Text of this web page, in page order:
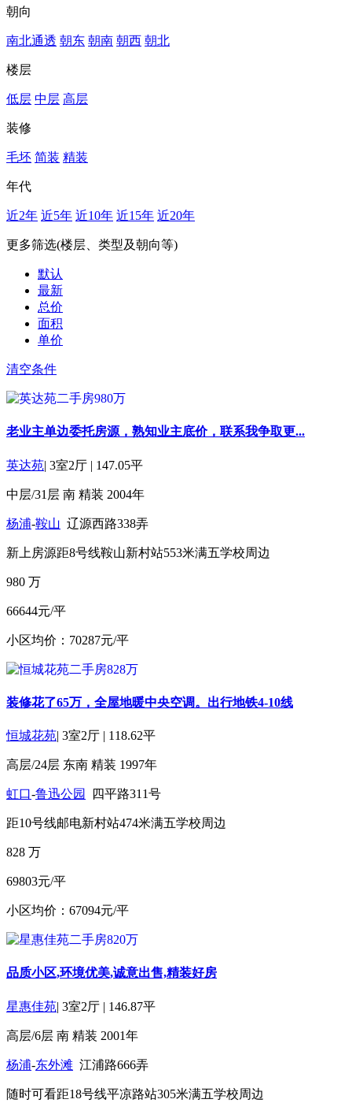
朝向
南北通透 朝东 朝南 朝西 朝北
楼层
低层 中层 高层
装修
毛坯 简装 精装
年代
近2年 近5年 近10年 近15年 近20年
更多筛选(楼层、类型及朝向等)
默认
最新
总价
面积
单价
清空条件
老业主单边委托房源，熟知业主底价，联系我争取更...
英达苑| 3室2厅 | 147.05平
中层/31层 南 精装 2004年
杨浦-鞍山 辽源西路338弄
新上房源距8号线鞍山新村站553米满五学校周边
980 万
66644元/平
小区均价：70287元/平
装修花了65万，全屋地暖中央空调。出行地铁4-10线
恒城花苑| 3室2厅 | 118.62平
高层/24层 东南 精装 1997年
虹口-鲁迅公园 四平路311号
距10号线邮电新村站474米满五学校周边
828 万
69803元/平
小区均价：67094元/平
品质小区,环境优美,诚意出售,精装好房
星惠佳苑| 3室2厅 | 146.87平
高层/6层 南 精装 2001年
杨浦-东外滩 江浦路666弄
随时可看距18号线平凉路站305米满五学校周边